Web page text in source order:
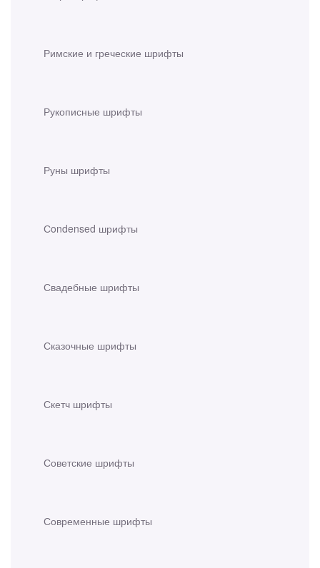
Римские и греческие шрифты
Рукописные шрифты
Руны шрифты
Сondensed шрифты
Свадебные шрифты
Сказочные шрифты
Скетч шрифты
Советские шрифты
Современные шрифты